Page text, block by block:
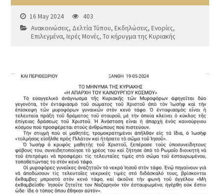
16 May 2024
403
Ανακοινώσεις, Δελτία Τύπου,Εκδηλώσεις,Ενορίες,
Επιλεγμένα,Ιερές Μονές,Το κήρυγμα της Κυριακής